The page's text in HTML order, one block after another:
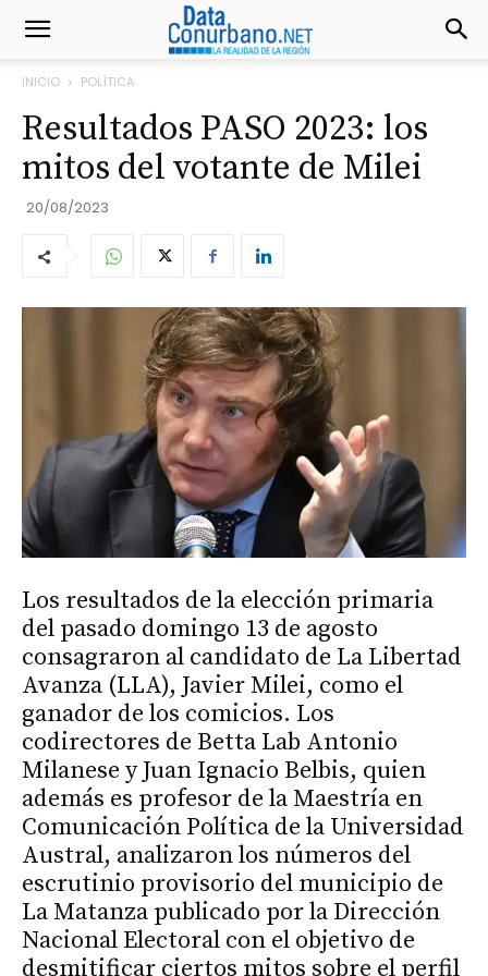
INICIO POLÍTICA
Resultados PASO 2023: los
mitos del votante de Milei
20/08/2023
Los resultados de la elección primaria
del pasado domingo 13 de agosto
consagraron al candidato de La Libertad
Avanza (LLA), Javier Milei, como el
ganador de los comicios. Los
codirectores de Betta Lab Antonio
Milanese y Juan Ignacio Belbis, quien
además es profesor de la Maestría en
Comunicación Política de la Universidad
Austral, analizaron los números del
escrutinio provisorio del municipio de
La Matanza publicado por la Dirección
Nacional Electoral con el objetivo de
desmitificar ciertos mitos sobre el perfil